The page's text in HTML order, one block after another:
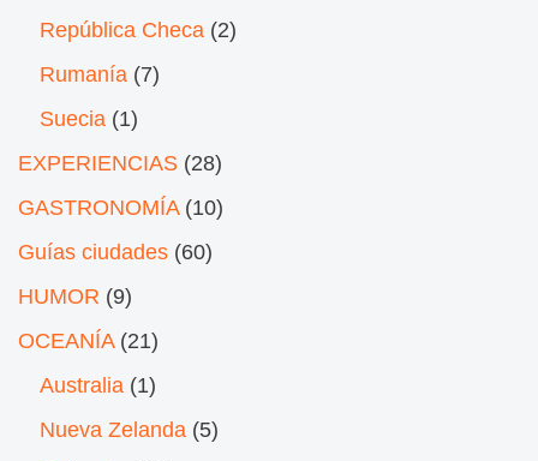
República Checa (2)
Rumanía (7)
Suecia (1)
EXPERIENCIAS (28)
GASTRONOMÍA(10)
Guías ciudades (60)
HUMOR (9)
OCEANÍA(21)
Australia (1)
Nueva Zelanda (5)